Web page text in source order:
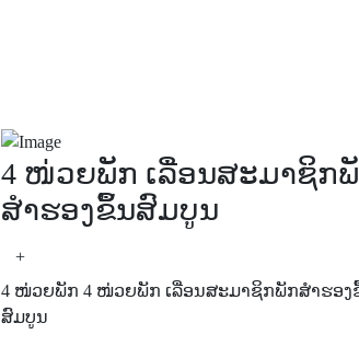
4 ໜ່ວຍພັກ ເລື່ອນສະມາຊິກ
ສໍາຮອງຂຶ້ນສົມບູນ
+
4 ໜ່ວຍພັກ 4 ໜ່ວຍພັກ ເລື່ອນສະມາຊິກພັກສໍາຮອງ
ສົມບູນ